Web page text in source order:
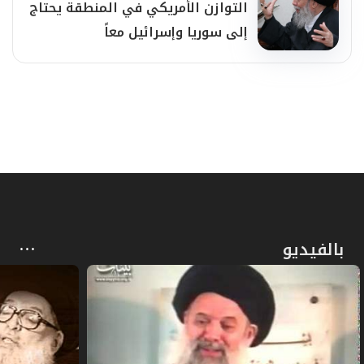
نحو أربعة عشر عاماً.
هذه الأمور كلّها أخذناها إلى المرجع الديني الأبرز
مثل الصراع الفلسطيني الإسرائيلي، والعلاقة
الأميركية الإيرانية، والوضع في العراق. أثرنا معه في
البداية جو التظاهرات والتظاهرات المضادة السائد
في البلاد.
التوازن الأمريكي في المنطقة يحتاج
إلى سوريا وإسرائيل معاً
بالفيديو